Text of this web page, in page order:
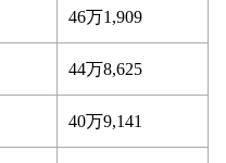
46万1,909
44万8,625
40万9,141